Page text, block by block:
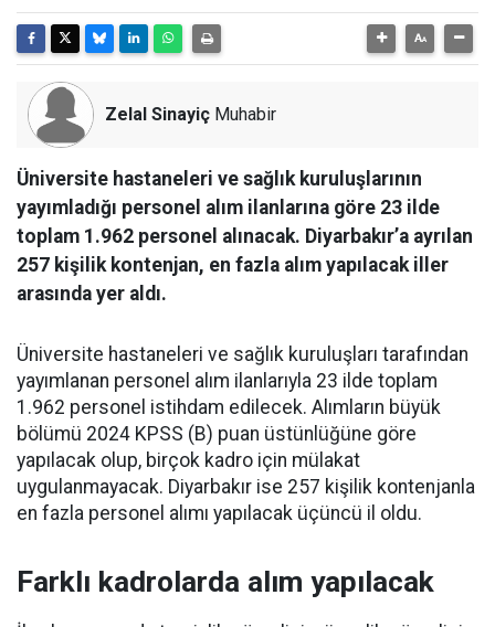
Zelal Sinayiç Muhabir
Üniversite hastaneleri ve sağlık kuruluşlarının
yayımladığı personel alım ilanlarına göre 23 ilde
toplam 1.962 personel alınacak. Diyarbakır’a ayrılan
257 kişilik kontenjan, en fazla alım yapılacak iller
arasında yer aldı.
Üniversite hastaneleri ve sağlık kuruluşları tarafından
yayımlanan personel alım ilanlarıyla 23 ilde toplam
1.962 personel istihdam edilecek. Alımların büyük
bölümü 2024 KPSS (B) puan üstünlüğüne göre
yapılacak olup, birçok kadro için mülakat
uygulanmayacak. Diyarbakır ise 257 kişilik kontenjanla
en fazla personel alımı yapılacak üçüncü il oldu.
Farklı kadrolarda alım yapılacak